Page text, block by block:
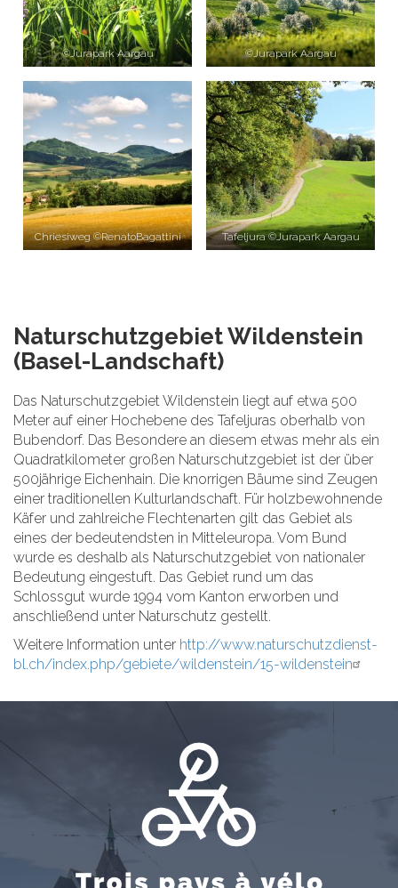
©Jurapark Aargau ©Jurapark Aargau
Chriesiweg ©RenatoBagattini Tafeljura ©Jurapark Aargau
Naturschutzgebiet Wildenstein
(Basel-Landschaft)
Das Naturschutzgebiet Wildenstein liegt auf etwa 500
Meter auf einer Hochebene des Tafeljuras oberhalb von
Bubendorf. Das Besondere an diesem etwas mehr als ein
Quadratkilometer großen Naturschutzgebiet ist der über
500jährige Eichenhain. Die knorrigen Bäume sind Zeugen
einer traditionellen Kulturlandschaft. Für holzbewohnende
Käfer und zahlreiche Flechtenarten gilt das Gebiet als
eines der bedeutendsten in Mitteleuropa. Vom Bund
wurde es deshalb als Naturschutzgebiet von nationaler
Bedeutung eingestuft. Das Gebiet rund um das
Schlossgut wurde 1994 vom Kanton erworben und
anschließend unter Naturschutz gestellt.
Weitere Information unter http://www.naturschutzdienst-
bl.ch/index.php/gebiete/wildenstein/15-wildenstein